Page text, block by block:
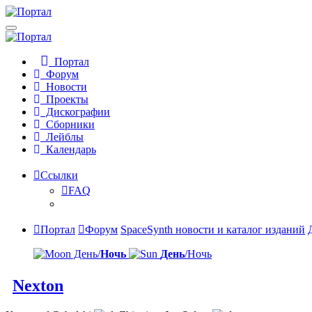
Портал
Форум
Новости
Проекты
Дискографии
Сборники
Лейблы
Календарь
Ссылки
FAQ
Портал Форум SpaceSynth новости и каталог изданий
День/Ночь День/Ночь
Nexton